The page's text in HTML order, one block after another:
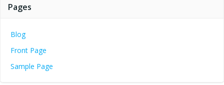
Pages
Blog
Front Page
Sample Page